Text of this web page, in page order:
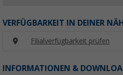
VERFÜGBARKEIT IN DEINER
Filialverfügbarkeit prüfen
INFORMATIONEN &